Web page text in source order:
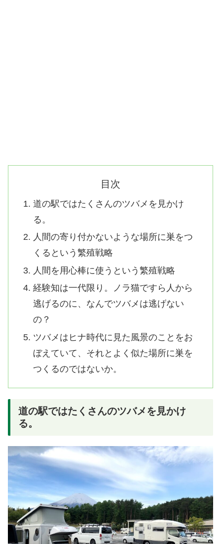
目次
道の駅ではたくさんのツバメを見かけ
る。
人間の寄り付かないような場所に巣をつ
くるという繁殖戦略
人間を用心棒に使うという繁殖戦略
経験知は一代限り。ノラ猫ですら人から
逃げるのに、なんでツバメは逃げない
の？
ツバメはヒナ時代に見た風景のことをお
ぼえていて、それとよく似た場所に巣を
つくるのではないか。
道の駅ではたくさんのツバメを見かけ
る。